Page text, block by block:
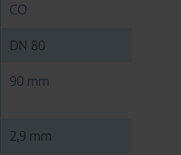
CO
DN 80
90 mm
2,9 mm